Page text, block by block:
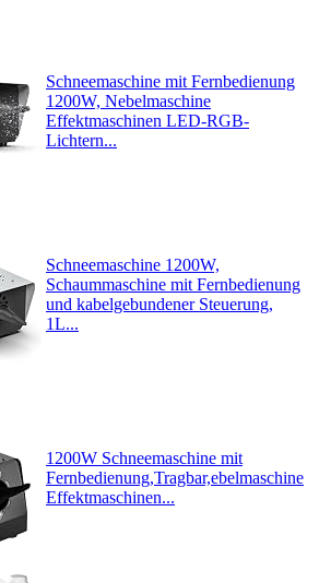
Schneemaschine mit Fernbedienung
1200W, Nebelmaschine
Effektmaschinen LED-RGB-
Lichtern...
Schneemaschine 1200W,
Schaummaschine mit Fernbedienung
und kabelgebundener Steuerung,
1L...
1200W Schneemaschine mit
Fernbedienung,Tragbar,ebelmaschine
Effektmaschinen...